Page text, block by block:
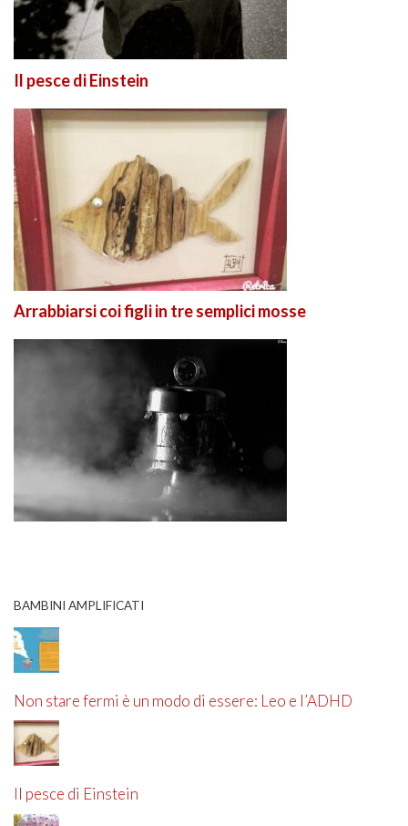
Il pesce di Einstein
Arrabbiarsi coi figli in tre semplici mosse
BAMBINI AMPLIFICATI
Non stare fermi è un modo di essere: Leo e l’ADHD
Il pesce di Einstein